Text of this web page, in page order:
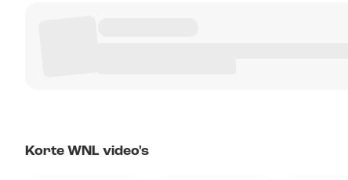
Korte WNL video's